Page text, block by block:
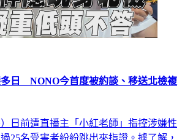
日 NONO今首度被約談、移送北檢複
日前遭直播主「小紅老師」指控涉嫌性